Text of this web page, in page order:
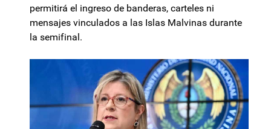
permitirá el ingreso de banderas, carteles ni
mensajes vinculados a las Islas Malvinas durante
la semifinal.